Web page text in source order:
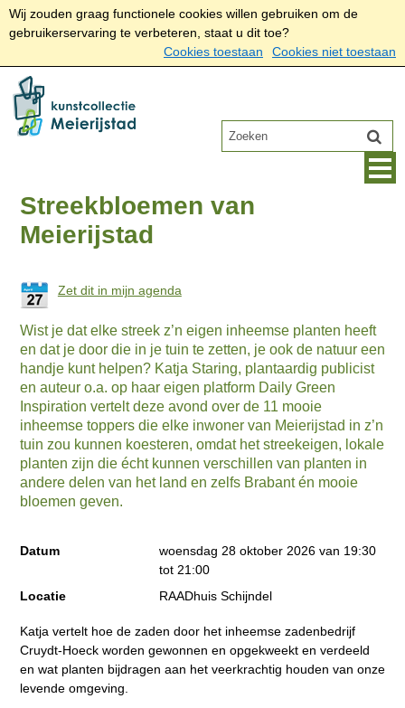
Wij zouden graag functionele cookies willen gebruiken om de
gebruikerservaring te verbeteren, staat u dit toe?
Cookies toestaan
Cookies niet toestaan
Streekbloemen van
Meierijstad
Zet dit in mijn agenda
Wist je dat elke streek z’n eigen inheemse planten heeft
en dat je door die in je tuin te zetten, je ook de natuur een
handje kunt helpen? Katja Staring, plantaardig publicist
en auteur o.a. op haar eigen platform Daily Green
Inspiration vertelt deze avond over de 11 mooie
inheemse toppers die elke inwoner van Meierijstad in z’n
tuin zou kunnen koesteren, omdat het streekeigen, lokale
planten zijn die écht kunnen verschillen van planten in
andere delen van het land en zelfs Brabant én mooie
bloemen geven.
Datum
woensdag 28 oktober 2026 van 19:30
tot 21:00
Locatie
RAADhuis Schijndel
Katja vertelt hoe de zaden door het inheemse zadenbedrijf
Cruydt-Hoeck worden gewonnen en opgekweekt en verdeeld
en wat planten bijdragen aan het veerkrachtig houden van onze
levende omgeving.